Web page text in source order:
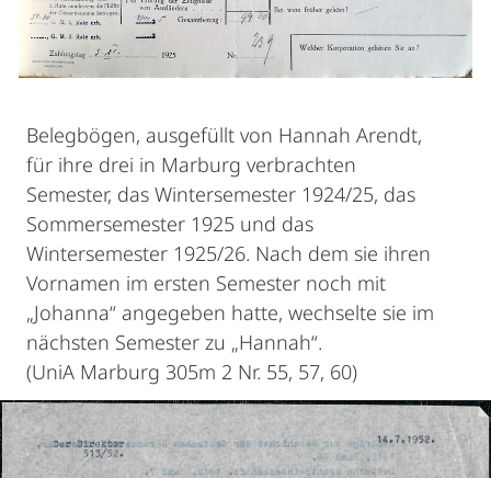
Belegbögen, ausgefüllt von Hannah Arendt,
für ihre drei in Marburg verbrachten
Semester, das Wintersemester 1924/25, das
Sommersemester 1925 und das
Wintersemester 1925/26. Nach dem sie ihren
Vornamen im ersten Semester noch mit
„Johanna“ angegeben hatte, wechselte sie im
nächsten Semester zu „Hannah“.
(UniA Marburg 305m 2 Nr. 55, 57, 60)